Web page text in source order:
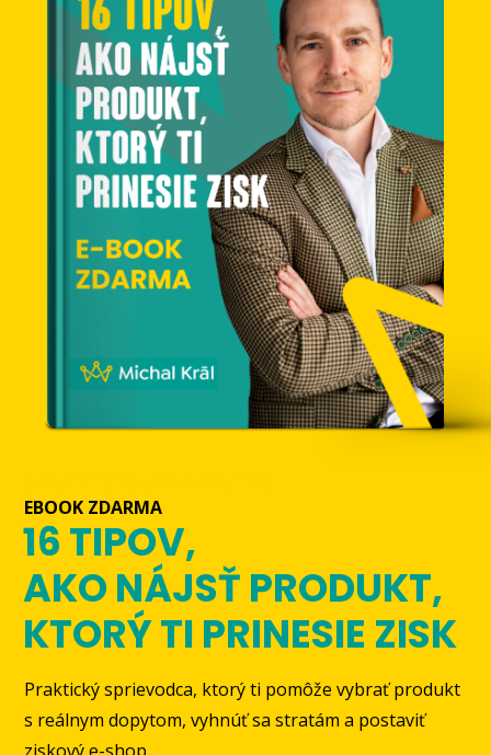
EBOOK ZDARMA
16 TIPOV,
AKO NÁJSŤ PRODUKT,
KTORÝ TI PRINESIE ZISK
Praktický sprievodca, ktorý ti pomôže vybrať produkt
s reálnym dopytom, vyhnúť sa stratám a postaviť